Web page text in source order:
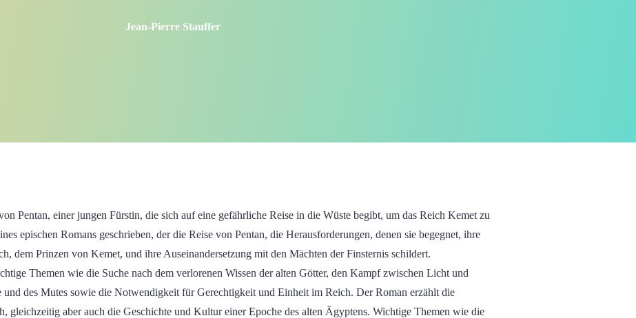
Jean-Pierre Stauffer
Pentan, einer jungen Fürstin, die sich auf eine gefährliche Reise in die Wüste begibt, um das Reich Kemet zu
epischen Romans geschrieben, der die Reise von Pentan, die Herausforderungen, denen sie begegnet, ihre
dem Prinzen von Kemet, und ihre Auseinandersetzung mit den Mächten der Finsternis schildert.
Themen wie die Suche nach dem verlorenen Wissen der alten Götter, den Kampf zwischen Licht und
und des Mutes sowie die Notwendigkeit für Gerechtigkeit und Einheit im Reich. Der Roman erzählt die
gleichzeitig aber auch die Geschichte und Kultur einer Epoche des alten Ägyptens. Wichtige Themen wie die